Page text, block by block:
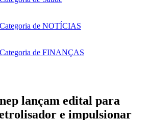
lançam edital para
e impulsionar